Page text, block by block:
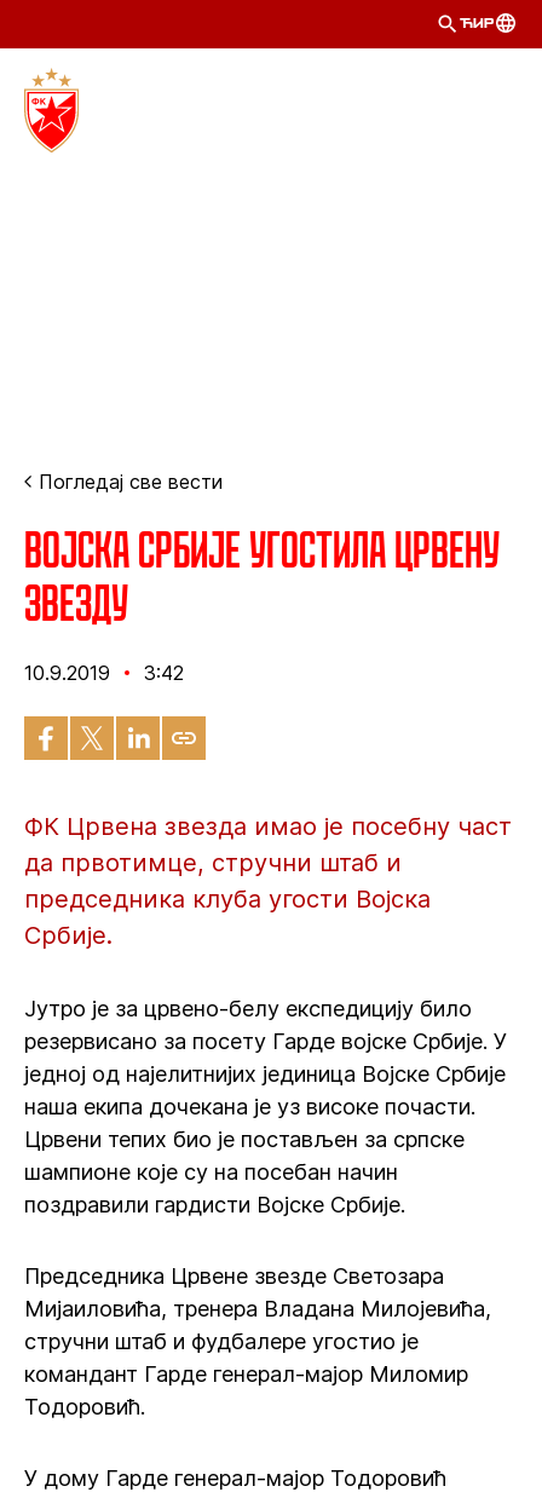
ЋИР
Погледај све вести
Војска Србије угостила Црвену
звезду
10.9.2019 3:42
ФК Црвена звезда имао је посебну част
да првотимце, стручни штаб и
председника клуба угости Војска
Србије.
Јутро је за црвено-белу експедицију било
резервисано за посету Гарде војске Србије. У
једној од најелитнијих јединица Војске Србије
наша екипа дочекана је уз високе почасти.
Црвени тепих био је постављен за српске
шампионе које су на посебан начин
поздравили гардисти Војске Србије.
Председника Црвене звезде Светозара
Мијаиловића, тренера Владана Милојевића,
стручни штаб и фудбалере угостио је
командант Гарде генерал-мајор Миломир
Тодоровић.
У дому Гарде генерал-мајор Тодоровић